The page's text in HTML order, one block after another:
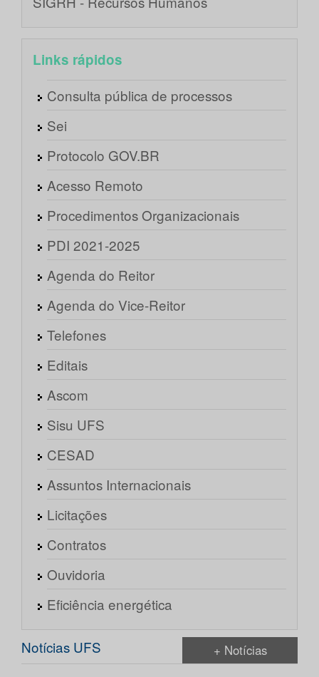
Links rápidos
Consulta pública de processos
Sei
Protocolo GOV.BR
Acesso Remoto
Procedimentos Organizacionais
PDI 2021-2025
Agenda do Reitor
Agenda do Vice-Reitor
Telefones
Editais
Ascom
Sisu UFS
CESAD
Assuntos Internacionais
Licitações
Contratos
Ouvidoria
Eficiência energética
Notícias UFS + Notícias